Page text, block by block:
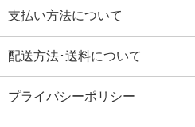
支払い方法について
配送方法･送料について
プライバシーポリシー